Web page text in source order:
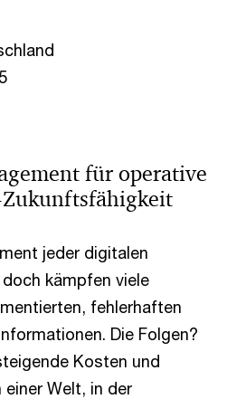
für operative
jeder digitalen
kämpfen viele
fehlerhaften
Die Folgen?
Kosten und
einer Welt, in der